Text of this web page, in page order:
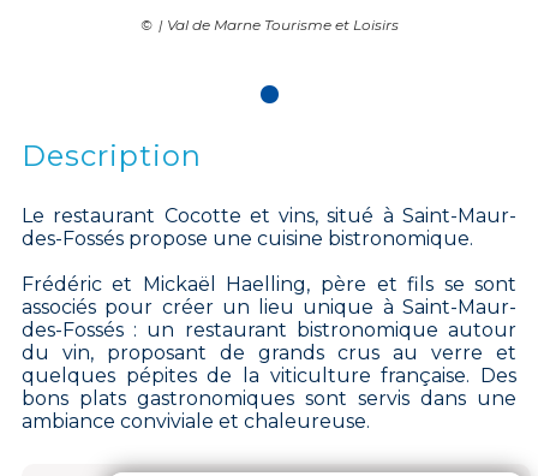
| Val de Marne Tourisme et Loisirs
Description
Le restaurant Cocotte et vins, situé à Saint-Maur-
des-Fossés propose une cuisine bistronomique.
Frédéric et Mickaël Haelling, père et fils se sont
associés pour créer un lieu unique à Saint-Maur-
des-Fossés : un restaurant bistronomique autour
du vin, proposant de grands crus au verre et
quelques pépites de la viticulture française. Des
bons plats gastronomiques sont servis dans une
ambiance conviviale et chaleureuse.